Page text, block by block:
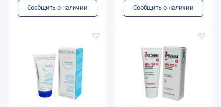
Сообщить о наличии Сообщить о наличии